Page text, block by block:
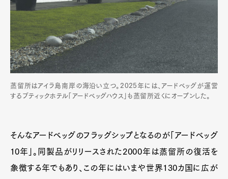
蒸留所はアイラ島南岸の海沿い立つ。2025年には、アードベッグが運営
するブティックホテル「アードベッグハウス」も蒸留所近くにオープンした。
そんなアードベッグのフラッグシップとなるのが「アードベッグ
10年」。同製品がリリースされた2000年は蒸留所の復活を
象徴する年でもあり、この年にはいまや世界130カ国に広が